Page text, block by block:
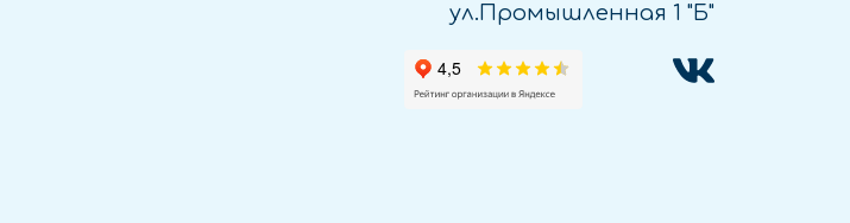
ул.Промышленная 1 "Б"